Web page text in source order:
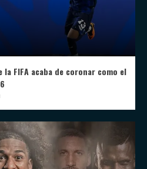
la FIFA acaba de coronar como el